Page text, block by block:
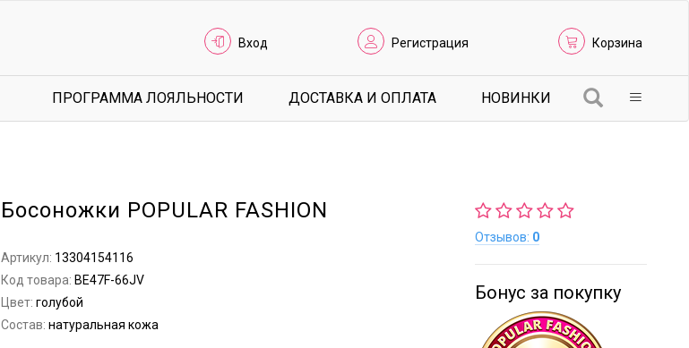
Вход Регистрация Корзина
ПРОГРАММА ЛОЯЛЬНОСТИ ДОСТАВКА И ОПЛАТА НОВИНКИ
Босоножки POPULAR FASHION
Артикул: 13304154116
Код товара: BE47F-66JV
Цвет:голубой
Состав:натуральная кожа
Отзывов: 0
Бонус за покупку